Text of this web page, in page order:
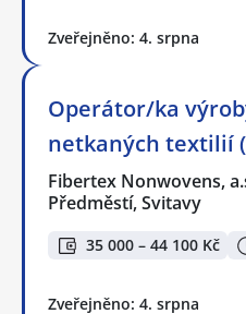
Zveřejněno: 4. srpna
Operátor/ka
netkaných textilií
Fibertex Nonwovens,
Předměstí, Svitavy
35 000 – 44 100 Kč
Zveřejněno: 4. srpna